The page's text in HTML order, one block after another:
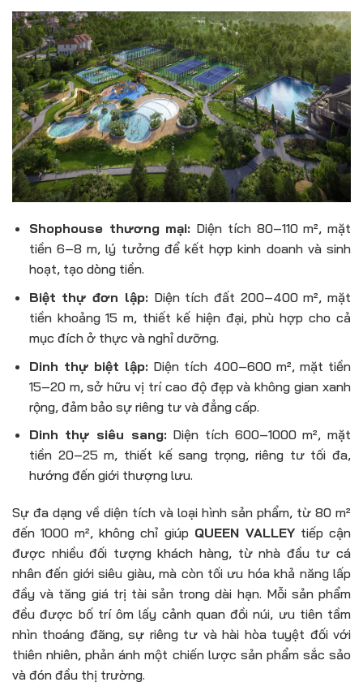
Shophouse thương mại: Diện tích 80–110 m², mặt
tiền 6–8 m, lý tưởng để kết hợp kinh doanh và sinh
hoạt, tạo dòng tiền.
Biệt thự đơn lập:Diện tích đất 200–400 m², mặt
tiền khoảng 15 m, thiết kế hiện đại, phù hợp cho cả
mục đích ở thực và nghỉ dưỡng.
Dinh thự biệt lập: Diện tích 400–600 m², mặt tiền
15–20 m, sở hữu vị trí cao độ đẹp và không gian xanh
rộng, đảm bảo sự riêng tư và đẳng cấp.
Dinh thự siêu sang:Diện tích 600–1000 m², mặt
tiền 20–25 m, thiết kế sang trọng, riêng tư tối đa,
hướng đến giới thượng lưu.
Sự đa dạng về diện tích và loại hình sản phẩm, từ 80 m²
đến 1000 m², không chỉ giúp QUEEN VALLEYtiếp cận
được nhiều đối tượng khách hàng, từ nhà đầu tư cá
nhân đến giới siêu giàu, mà còn tối ưu hóa khả năng lấp
đầy và tăng giá trị tài sản trong dài hạn. Mỗi sản phẩm
đều được bố trí ôm lấy cảnh quan đồi núi, ưu tiên tầm
nhìn thoáng đãng, sự riêng tư và hài hòa tuyệt đối với
thiên nhiên, phản ánh một chiến lược sản phẩm sắc sảo
và đón đầu thị trường.